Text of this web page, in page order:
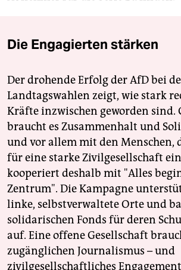
Die Engagierten stärken
Der drohende Erfolg der AfD bei
Landtagswahlen zeigt, wie stark
Kräfte inzwischen geworden sind.
braucht es Zusammenhalt und
und vor allem mit den Menschen,
für eine starke Zivilgesellschaft
kooperiert deshalb mit "Alles
Zentrum". Die Kampagne
linke, selbstverwaltete Orte und
solidarischen Fonds für deren
auf. Eine offene Gesellschaft
zugänglichen Journalismus – und
zivilgesellschaftliches